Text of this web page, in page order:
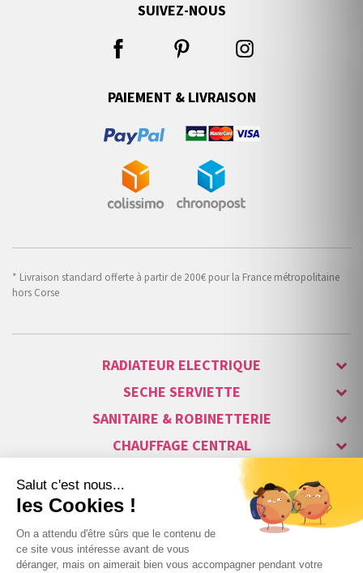
SUIVEZ-NOUS
PAIEMENT & LIVRAISON
* Livraison standard offerte à partir de 200€ pour la France métropolitaine
hors Corse
RADIATEUR ELECTRIQUE
SECHE SERVIETTE
SANITAIRE & ROBINETTERIE
CHAUFFAGE CENTRAL
ALARME & SÉCURITÉ
MAISON CONNECTÉE
VISIOPHONE & INTERPHONE
LUMINAIRES & ECLAIRAGE